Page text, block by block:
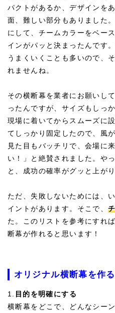
パクトがあるか、デザインを
面、難しい部分もありました
にして、チームカラーをベー
インがパッと決まったんです
うまくいくことも多いので、
れませんね。
その横断幕を業者にお願いし
ったんですが、サイズもしっ
現場に着いてからスムーズに
てしっかり固定したので、風
見た目もバッチリで、会場に
い！」と絶賛されました。や
と、成功の確率がグッと上がり
ただ、失敗しないためには、
イントがあります。そこで、
た。このリストを参考にすれ
断幕が作れると思います！
オリジナル横断幕を作
1. 目的を明確にする
横断幕をどこで、どんなシー